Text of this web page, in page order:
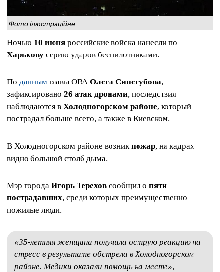
Фото ілюстраційне
Ночью 10 июня российские войска нанесли по
Харькову серию ударов беспилотниками.
По данным главы ОВА Олега Синегубова,
зафиксировано 26 атак дронами, последствия
наблюдаются в Холодногорском районе, который
пострадал больше всего, а также в Киевском.
В Холодногорском районе возник пожар, на кадрах
видно большой столб дыма.
Мэр города Игорь Терехов сообщил о пяти
пострадавших, среди которых преимущественно
пожилые люди.
«35‑летняя женщина получила острую реакцию на
стресс в результате обстрела в Холодногорском
районе. Медики оказали помощь на месте», —